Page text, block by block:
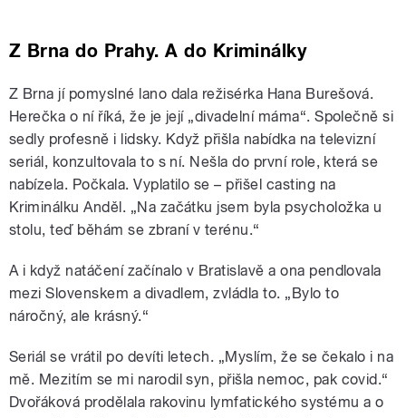
Z Brna do Prahy. A do Kriminálky
Z Brna jí pomyslné lano dala režisérka Hana Burešová.
Herečka o ní říká, že je její „divadelní máma“. Společně si
sedly profesně i lidsky. Když přišla nabídka na televizní
seriál, konzultovala to s ní. Nešla do první role, která se
nabízela. Počkala. Vyplatilo se – přišel casting na
Kriminálku Anděl. „Na začátku jsem byla psycholožka u
stolu, teď běhám se zbraní v terénu.“
A i když natáčení začínalo v Bratislavě a ona pendlovala
mezi Slovenskem a divadlem, zvládla to. „Bylo to
náročný, ale krásný.“
Seriál se vrátil po devíti letech. „Myslím, že se čekalo i na
mě. Mezitím se mi narodil syn, přišla nemoc, pak covid.“
Dvořáková prodělala rakovinu lymfatického systému a o